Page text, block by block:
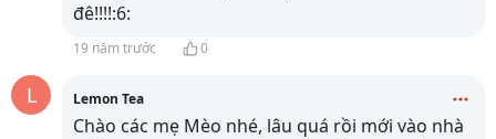
đê!!!!:6:
19 năm trước 0
L Lemon Tea
Chào các mẹ Mèo nhé, lâu quá rồi mới vào nhà